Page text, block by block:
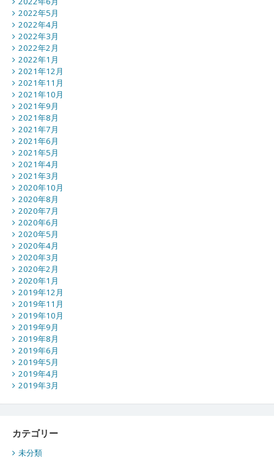
2022年5月
2022年4月
2022年3月
2022年2月
2022年1月
2021年12月
2021年11月
2021年10月
2021年9月
2021年8月
2021年7月
2021年6月
2021年5月
2021年4月
2021年3月
2020年10月
2020年8月
2020年7月
2020年6月
2020年5月
2020年4月
2020年3月
2020年2月
2020年1月
2019年12月
2019年11月
2019年10月
2019年9月
2019年8月
2019年6月
2019年5月
2019年4月
2019年3月
カテゴリー
未分類